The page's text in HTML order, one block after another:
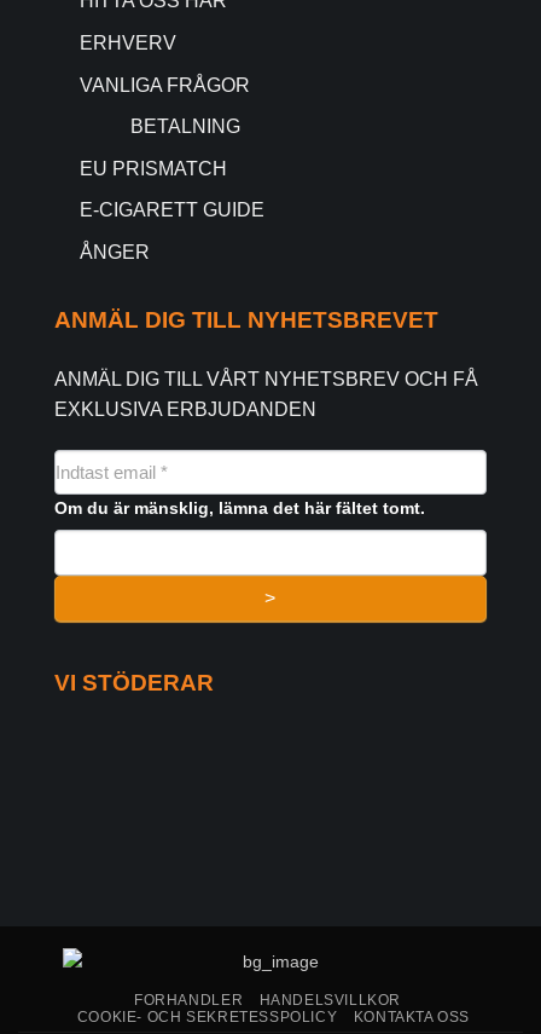
ERHVERV
VANLIGA FRÅGOR
BETALNING
EU PRISMATCH
E-CIGARETT GUIDE
ÅNGER
ANMÄL DIG TILL NYHETSBREVET
ANMÄL DIG TILL VÅRT NYHETSBREV OCH FÅ
EXKLUSIVA ERBJUDANDEN
NYHEDSMAIL
FORMULAR
Om du är mänsklig, lämna det här fältet tomt.
>
VI STÖDERAR
FORHANDLER
HANDELSVILLKOR
COOKIE- OCH SEKRETESSPOLICY
KONTAKTA OSS